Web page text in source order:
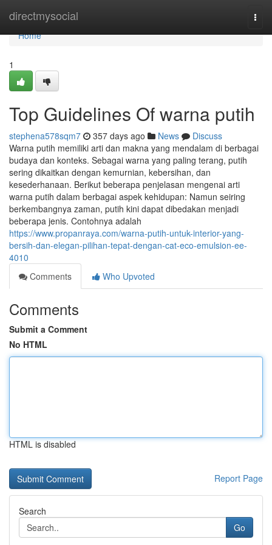
directmysocial
Home
Home
1
Top Guidelines Of warna putih
stephena578sqm7 357 days ago News
Discuss
Warna putih memiliki arti dan makna yang mendalam di berbagai
budaya dan konteks. Sebagai warna yang paling terang, putih
sering dikaitkan dengan kemurnian, kebersihan, dan
kesederhanaan. Berikut beberapa penjelasan mengenai arti
warna putih dalam berbagai aspek kehidupan: Namun seiring
berkembangnya zaman, putih kini dapat dibedakan menjadi
beberapa jenis. Contohnya adalah
https://www.propanraya.com/warna-putih-untuk-interior-yang-
bersih-dan-elegan-pilihan-tepat-dengan-cat-eco-emulsion-ee-
4010
Comments
Who Upvoted
Comments
Submit a Comment
No HTML
HTML is disabled
Report Page
Search
Go